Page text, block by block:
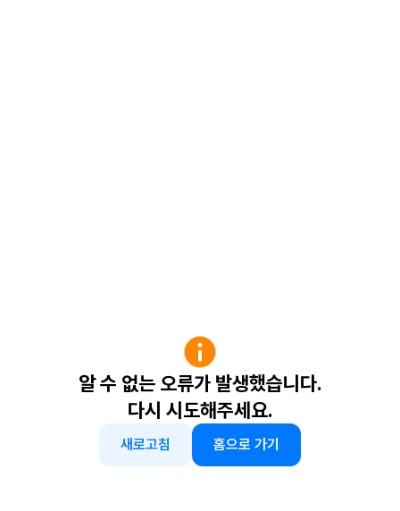
알 수 없는 오류가 발생했습니다.
다시 시도해주세요.
새로고침 홈으로 가기